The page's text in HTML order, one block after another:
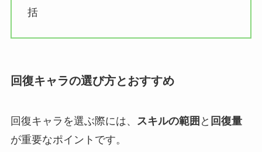
括
回復キャラの選び方とおすすめ
回復キャラを選ぶ際には、 スキルの範囲 と 回復量
が重要なポイントです。